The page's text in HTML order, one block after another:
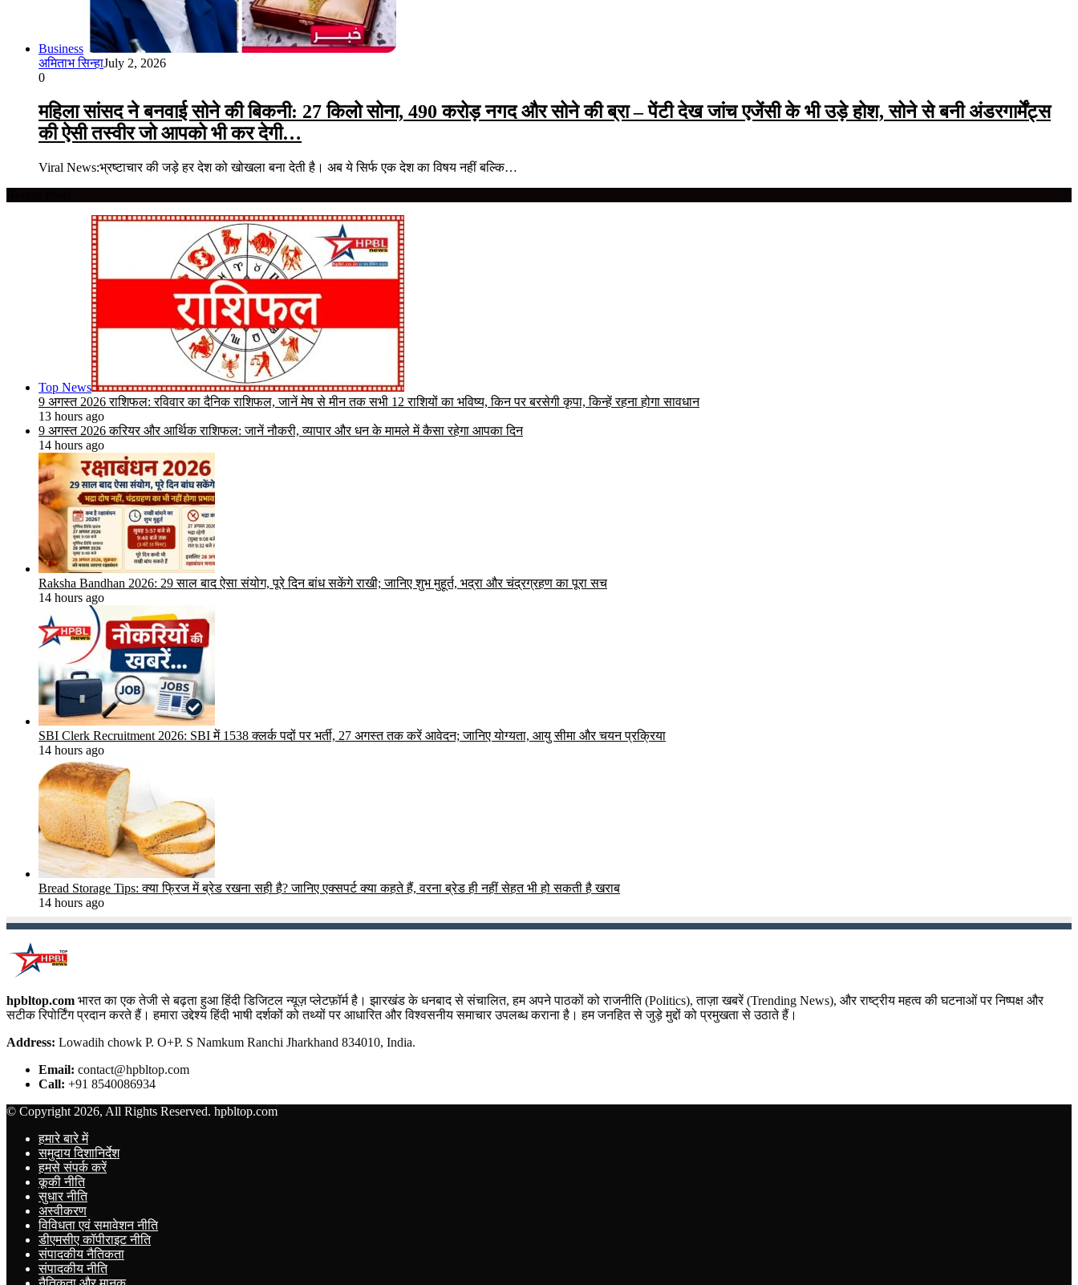
Business
अमिताभ सिन्हाJuly 2, 2026
0
महिला सांसद ने बनवाई सोने की बिकनी: 27 किलो सोना, 490 करोड़ नगद और सोने की ब्रा – पेंटी देख जांच एजेंसी के भी उड़े होश, सोने से बनी अंडरगार्मेंट्स
की ऐसी तस्वीर जो आपको भी कर देगी…
Viral News:भ्रष्टाचार की जड़े हर देश को खोखला बना देती है। अब ये सिर्फ एक देश का विषय नहीं बल्कि…
Top News
9 अगस्त 2026 राशिफल: रविवार का दैनिक राशिफल, जानें मेष से मीन तक सभी 12 राशियों का भविष्य, किन पर बरसेगी कृपा, किन्हें रहना होगा सावधान
13 hours ago
9 अगस्त 2026 करियर और आर्थिक राशिफल: जानें नौकरी, व्यापार और धन के मामले में कैसा रहेगा आपका दिन
14 hours ago
Raksha Bandhan 2026: 29 साल बाद ऐसा संयोग, पूरे दिन बांध सकेंगे राखी; जानिए शुभ मुहूर्त, भद्रा और चंद्रग्रहण का पूरा सच
14 hours ago
SBI Clerk Recruitment 2026: SBI में 1538 क्लर्क पदों पर भर्ती, 27 अगस्त तक करें आवेदन; जानिए योग्यता, आयु सीमा और चयन प्रक्रिया
14 hours ago
Bread Storage Tips: क्या फ्रिज में ब्रेड रखना सही है? जानिए एक्सपर्ट क्या कहते हैं, वरना ब्रेड ही नहीं सेहत भी हो सकती है खराब
14 hours ago
hpbltop.com भारत का एक तेजी से बढ़ता हुआ हिंदी डिजिटल न्यूज़ प्लेटफ़ॉर्म है। झारखंड के धनबाद से संचालित, हम अपने पाठकों को राजनीति (Politics), ताज़ा खबरें (Trending News), और राष्ट्रीय महत्व की घटनाओं पर निष्पक्ष और
सटीक रिपोर्टिंग प्रदान करते हैं। हमारा उद्देश्य हिंदी भाषी दर्शकों को तथ्यों पर आधारित और विश्वसनीय समाचार उपलब्ध कराना है। हम जनहित से जुड़े मुद्दों को प्रमुखता से उठाते हैं।
Address: Lowadih chowk P. O+P. S Namkum Ranchi Jharkhand 834010, India.
Email: contact@hpbltop.com
Call: +91 8540086934
© Copyright 2026, All Rights Reserved. hpbltop.com
हमारे बारे में
समुदाय दिशानिर्देश
हमसे संपर्क करें
कूकी नीति
सुधार नीति
अस्वीकरण
विविधता एवं समावेशन नीति
डीएमसीए कॉपीराइट नीति
संपादकीय नैतिकता
संपादकीय नीति